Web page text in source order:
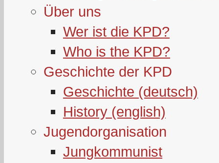
Über uns
Wer ist die KPD?
Who is the KPD?
Geschichte der KPD
Geschichte (deutsch)
History (english)
Jugendorganisation
Jungkommunist